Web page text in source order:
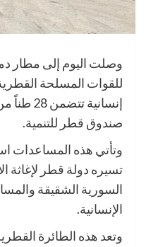
وصلت اليوم إلى مطار
للقوات المسلحة
إنسانية
صندوق قطر للتنمية.
وتأتي هذه المساعدات
تسيره دولة قطر لإغاثة
السورية الشقيقة
الإنسانية.
وتعد هذه الطائرة